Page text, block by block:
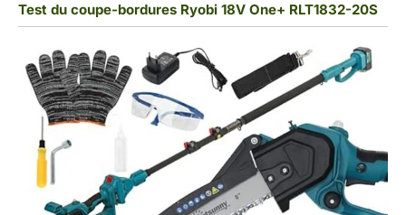
Test du coupe-bordures Ryobi 18V One+ RLT1832-20S